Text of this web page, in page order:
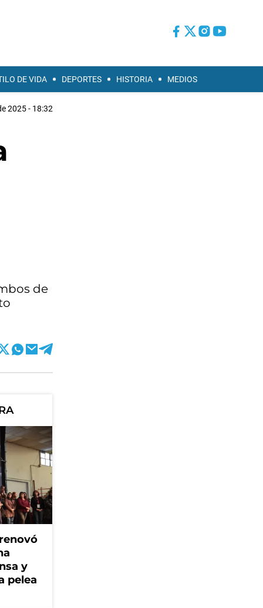
DE VIDA DEPORTES HISTORIA MEDIOS
2025 - 18:32
de
y
pelea